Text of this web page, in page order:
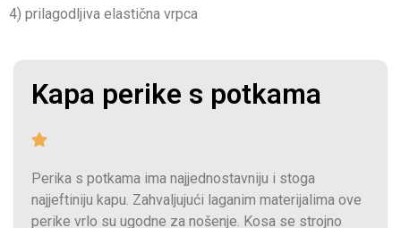
4) prilagodljiva elastična vrpca
Kapa perike s potkama
Perika s potkama ima najjednostavniju i stoga
najjeftiniju kapu. Zahvaljujući laganim materijalima ove
perike vrlo su ugodne za nošenje. Kosa se strojno